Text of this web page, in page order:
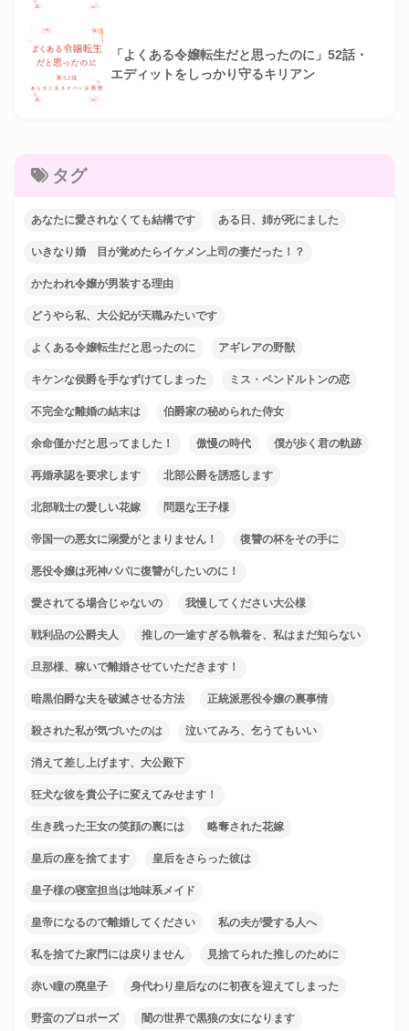
「よくある令嬢転生だと思ったのに」52話・
エディットをしっかり守るキリアン
タグ
あなたに愛されなくても結構です ある日、姉が死にました
いきなり婚 目が覚めたらイケメン上司の妻だった！？
かたわれ令嬢が男装する理由
どうやら私、大公妃が天職みたいです
よくある令嬢転生だと思ったのに アギレアの野獣
キケンな侯爵を手なずけてしまった ミス・ペンドルトンの恋
不完全な離婚の結末は 伯爵家の秘められた侍女
余命僅かだと思ってました！ 傲慢の時代 僕が歩く君の軌跡
再婚承認を要求します 北部公爵を誘惑します
北部戦士の愛しい花嫁 問題な王子様
帝国一の悪女に溺愛がとまりません！ 復讐の杯をその手に
悪役令嬢は死神パパに復讐がしたいのに！
愛されてる場合じゃないの 我慢してください大公様
戦利品の公爵夫人 推しの一途すぎる執着を、私はまだ知らない
旦那様、稼いで離婚させていただきます！
暗黒伯爵な夫を破滅させる方法 正統派悪役令嬢の裏事情
殺された私が気づいたのは 泣いてみろ、乞うてもいい
消えて差し上げます、大公殿下
狂犬な彼を貴公子に変えてみせます！
生き残った王女の笑顔の裏には 略奪された花嫁
皇后の座を捨てます 皇后をさらった彼は
皇子様の寝室担当は地味系メイド
皇帝になるので離婚してください 私の夫が愛する人へ
私を捨てた家門には戻りません 見捨てられた推しのために
赤い瞳の廃皇子 身代わり皇后なのに初夜を迎えてしまった
野蛮のプロポーズ 闇の世界で黒狼の女になります